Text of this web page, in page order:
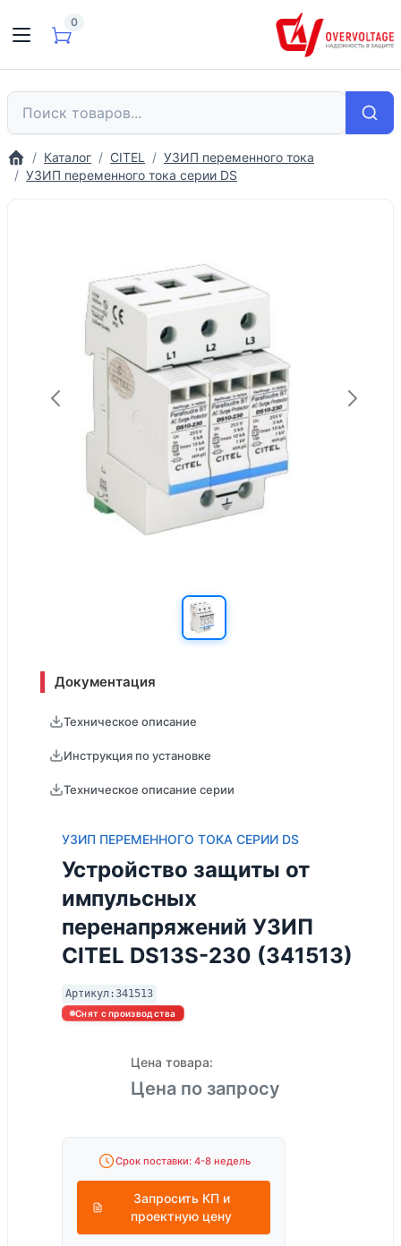
0
Каталог CITEL
УЗИП переменного тока
УЗИП переменного тока серии DS
Документация
Техническое описание
Инструкция по установке
Техническое описание серии
УЗИП ПЕРЕМЕННОГО ТОКА СЕРИИ DS
Устройство защиты от
импульсных
перенапряжений УЗИП
CITEL DS13S-230 (341513)
Артикул:341513
Снят с производства
Цена товара:
Цена по запросу
Срок поставки: 4-8 недель
Запросить КП и
проектную цену